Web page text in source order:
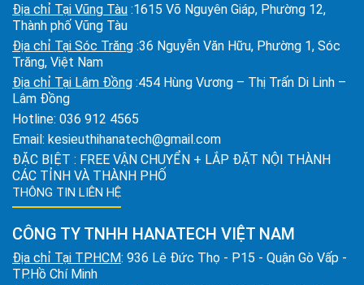
Địa chỉ Tại Vũng Tàu :1615 Võ Nguyên Giáp, Phường 12,
Thành phố Vũng Tàu
Địa chỉ Tại Sóc Trăng :36 Nguyễn Văn Hữu, Phường 1, Sóc
Trăng, Việt Nam
Địa chỉ Tại Lâm Đồng :454 Hùng Vương – Thị Trấn Di Linh –
Lâm Đồng
Hotline: 036 912 4565
Email: kesieuthihanatech@gmail.com
ĐẶC BIỆT : FREE VẬN CHUYỂN + LẮP ĐẶT NỘI THÀNH
CÁC TỈNH VÀ THÀNH PHỐ
THÔNG TIN LIÊN HỆ
CÔNG TY TNHH HANATECH VIỆT NAM
Địa chỉ Tại TPHCM: 936 Lê Đức Thọ - P15 - Quận Gò Vấp -
TP.Hồ Chí Minh